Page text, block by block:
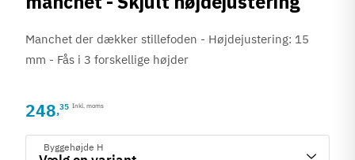
Manchet der dækker stillefoden - Højdejustering: 15
mm - Fås i 3 forskellige højder
248,35 Inkl. moms
Byggehøjde H